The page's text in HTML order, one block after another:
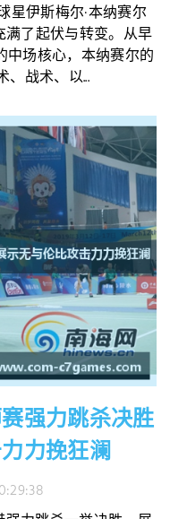
星伊斯梅尔·本纳赛尔
满了起伏与转变。从早
中场核心，本纳赛尔的
、战术、以...
强力跳杀决胜
力挽狂澜